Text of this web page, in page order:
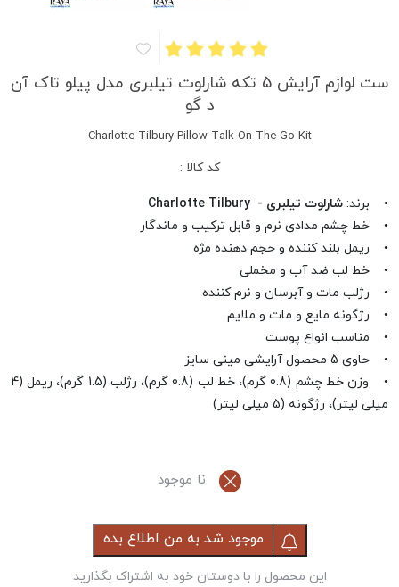
ست لوازم آرایش 5 تکه شارلوت تیلبری مدل پیلو تاک آن
د گو
Charlotte Tilbury Pillow Talk On The Go Kit
کد کالا :
• برند: شارلوت تیلبری - Charlotte Tilbury
• خط چشم مدادی نرم و قابل ترکیب و ماندگار
• ریمل بلند کننده و حجم دهنده مژه
• خط لب ضد آب و مخملی
• رژلب مات و آبرسان و نرم کننده
• رژگونه مایع و مات و ملایم
• مناسب انواع پوست
• حاوی 5 محصول آرایشی مینی سایز
• وزن خط چشم (0.8 گرم)، خط لب (0.8 گرم)، رژلب (1.5 گرم)، ریمل (4
میلی لیتر)، رژگونه (5 میلی لیتر)
نا موجود
موجود شد به من اطلاع بده
این محصول را با دوستان خود به اشتراک بگذارید